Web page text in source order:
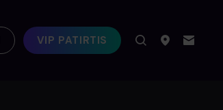
VIP PATIRTIS